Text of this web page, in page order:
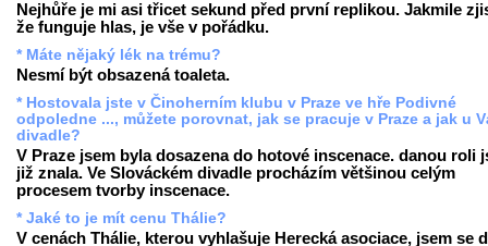
Nejhůře je mi asi třicet sekund před první replikou. Jakmile
že funguje hlas, je vše v pořádku.
* Máte nějaký lék na trému?
Nesmí být obsazená toaleta.
* Hostovala jste v Činoherním klubu v Praze ve hře Podivné
odpoledne ..., můžete porovnat, jak se pracuje v Praze a jak u
divadle?
V Praze jsem byla dosazena do hotové inscenace. danou roli
již znala. Ve Slováckém divadle procházím většinou celým
procesem tvorby inscenace.
* Jaké to je mít cenu Thálie?
V cenách Thálie, kterou vyhlašuje Herecká asociace, jsem se